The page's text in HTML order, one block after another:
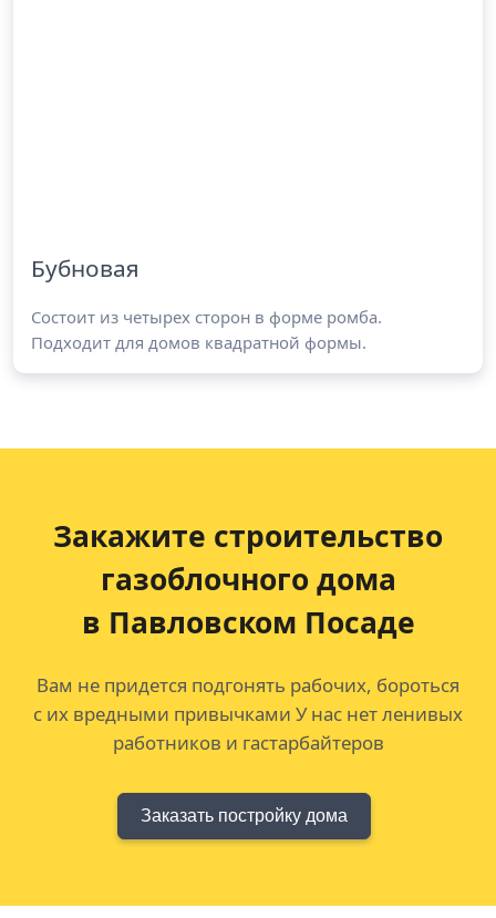
Бубновая
Состоит из четырех сторон в форме ромба.
Подходит для домов квадратной формы.
Закажите строительство
газоблочного дома
в Павловском Посаде
Вам не придется подгонять рабочих, бороться
с их вредными привычками У нас нет ленивых
работников и гастарбайтеров
Заказать постройку дома